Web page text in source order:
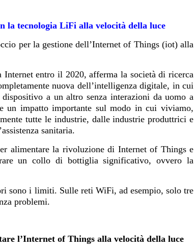
la tecnologia LiFi alla velocità della luce
per la gestione dell’Internet of Things (iot) alla
entro il 2020, afferma la società di ricerca
nuova dell’intelligenza digitale, in cui
a un altro senza interazioni da uomo a
un impatto importante sul modo in cui viviamo,
tutte le industrie, dalle industrie produttrici e
sanitaria.
alimentare la rivoluzione di Internet of Things e
un collo di bottiglia significativo, ovvero la
sono i limiti. Sulle reti WiFi, ad esempio, solo tre
problemi.
l’Internet of Things alla velocità della luce